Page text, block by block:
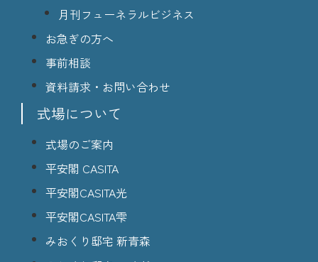
月刊フューネラルビジネス
お急ぎの方へ
事前相談
資料請求・お問い合わせ
式場について
式場のご案内
平安閣 CASITA
平安閣CASITA光
平安閣CASITA雫
みおくり邸宅 新青森